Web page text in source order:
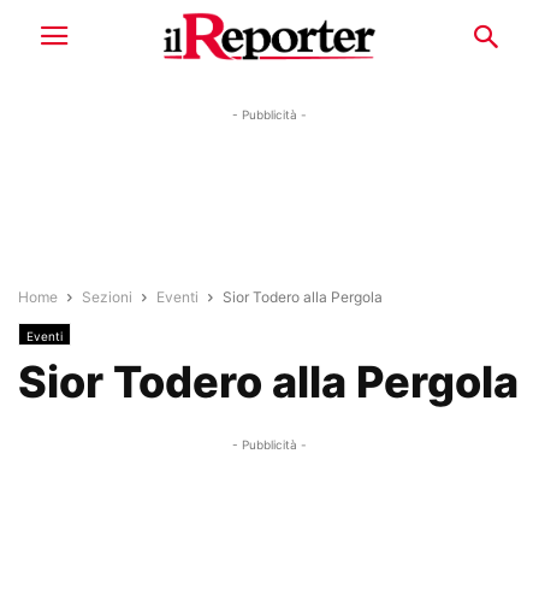
- Pubblicità -
Home Sezioni Eventi Sior Todero alla Pergola
Eventi
Sior Todero alla Pergola
- Pubblicità -